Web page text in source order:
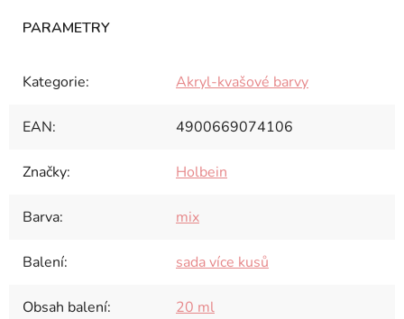
Kategorie: Akryl-kvašové barvy
EAN: 4900669074106
Značky: Holbein
Barva: mix
Balení: sada více kusů
Obsah balení: 20 ml